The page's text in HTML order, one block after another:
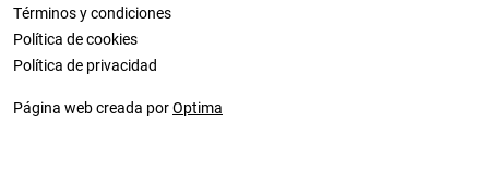
Términos y condiciones
Política de cookies
Política de privacidad
Página web creada porOptima